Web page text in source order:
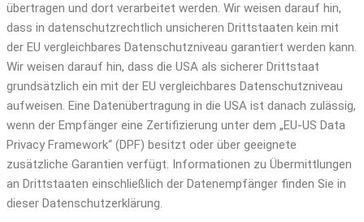
übertragen und dort verarbeitet werden. Wir weisen darauf hin,
dass in datenschutzrechtlich unsicheren Drittstaaten kein mit
der EU vergleichbares Datenschutzniveau garantiert werden kann.
Wir weisen darauf hin, dass die USA als sicherer Drittstaat
grundsätzlich ein mit der EU vergleichbares Datenschutzniveau
aufweisen. Eine Datenübertragung in die USA ist danach zulässig,
wenn der Empfänger eine Zertifizierung unter dem „EU-US Data
Privacy Framework“ (DPF) besitzt oder über geeignete
zusätzliche Garantien verfügt. Informationen zu Übermittlungen
an Drittstaaten einschließlich der Datenempfänger finden Sie in
dieser Datenschutzerklärung.